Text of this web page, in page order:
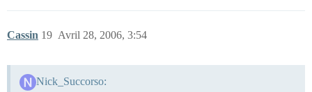
Cassin Avril 28, 2006, 3:54
19
Nick_Succorso: